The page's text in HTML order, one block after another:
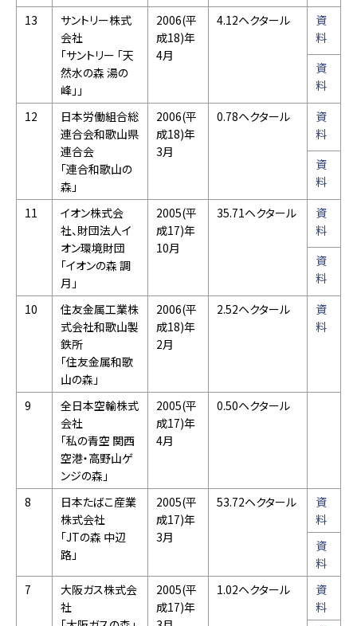
13
サントリー株式
会社
「サントリー 「天
然水の森 湯の
峰」」
2006(平
成18)年
4月
4.12ヘクタール
資
料
資
料
12
日本労働組合総
連合会和歌山県
連合会
「連合和歌山の
森」
2006(平
成18)年
3月
0.78ヘクタール
資
料
資
料
11
イオン株式会
社、財団法人イ
オン環境財団
「イオンの森 調
月」
2005(平
成17)年
10月
35.71ヘクタール
資
料
資
料
10
住友金属工業株
式会社和歌山製
鉄所
「住友金属和歌
山の森」
2006(平
成18)年
2月
2.52ヘクタール
資
料
9
全日本空輸株式
会社
「私の青空 関西
空港・高野山ゲ
ンジの森」
2005(平
成17)年
4月
0.50ヘクタール
8
日本たばこ産業
株式会社
「JTの森 中辺
路」
2005(平
成17)年
3月
53.72ヘクタール
資
料
資
料
7
大阪ガス株式会
社
2005(平
成17)年
1.02ヘクタール
資
料